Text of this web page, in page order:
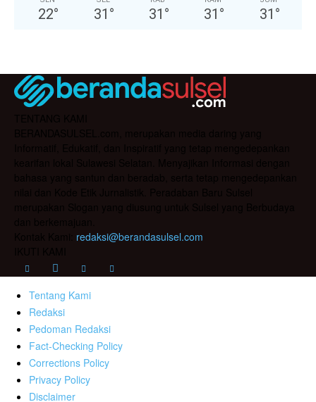
22° 31 ° 31 ° 31 ° 31 °
redaksi@berandasulsel.com
Tentang Kami
Redaksi
Pedoman Redaksi
Fact-Checking Policy
Corrections Policy
Privacy Policy
Disclaimer